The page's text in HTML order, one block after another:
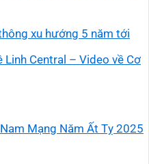
xu hướng 5 năm tới
Linh Central – Video về Cơ
Mạng Năm Ất Tỵ 2025